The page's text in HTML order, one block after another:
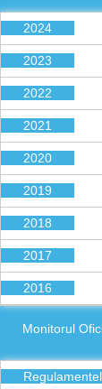
2024
2023
2022
2021
2020
2019
2018
2017
2016
Monitorul